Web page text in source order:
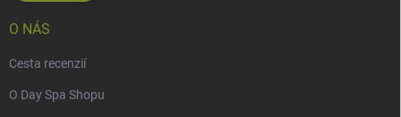
O NÁS
Cesta recenzií
O Day Spa Shopu